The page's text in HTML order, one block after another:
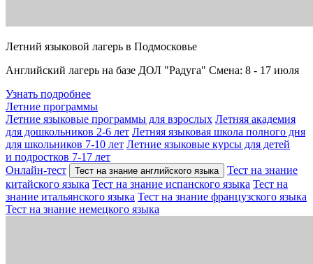
Летний языковой лагерь в Подмосковье
Английский лагерь на базе ДОЛ "Радуга" Смена: 8 - 17 июля
Узнать подробнее
Летние программы
Летние языковые программы для взрослых Летняя академия
для дошкольников 2-6 лет Летняя языковая школа полного дня
для школьников 7-10 лет Летние языковые курсы для детей
и подростков 7-17 лет
Онлайн-тест
Тест на знание английского языка
Тест на знание
китайского языка Тест на знание испанского языка Тест на
знание итальянского языка Тест на знание французского языка
Тест на знание немецкого языка